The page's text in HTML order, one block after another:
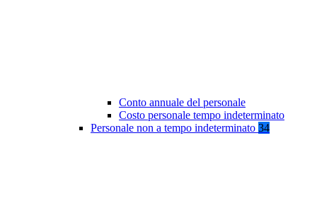
Conto annuale del personale
Costo personale tempo indeterminato
Personale non a tempo indeterminato 34